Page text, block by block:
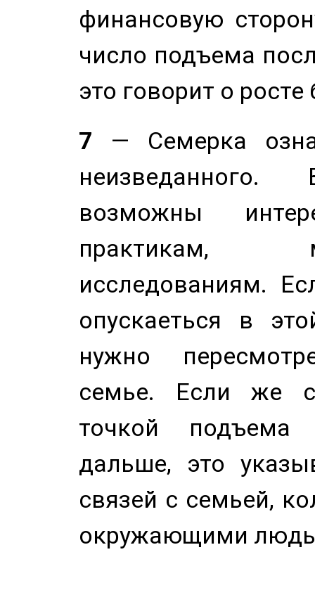
финансовую
число подъема
это говорит о
7 — Семерка
возможны
практикам,
исследованиям.
опускаеться в
нужно
семье. Если же
точкой
дальше, это
связей с семьей,
окружающими